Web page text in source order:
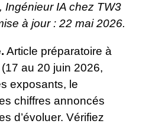
Ingénieur IA chez TW3
à jour : 22 mai 2026.
Article préparatoire à
au 20 juin 2026,
exposants, le
chiffres annoncés
d’évoluer. Vérifiez